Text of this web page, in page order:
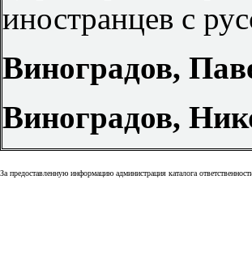
иностранцев с
Виноградов,
Виноградов,
За предоставленную информацию администрация каталога